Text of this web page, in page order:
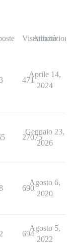
Visualizzazioni
Attività
3 471
Aprile 14,
2024
27075
Gennaio 23,
2026
690
Agosto 6,
2020
2 694
Agosto 5,
2022